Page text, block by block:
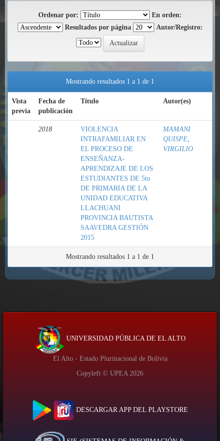
Ordenar por:
En orden:
Resultados por página
Autor/Registro:
Mostrando resultados 1 a 1 de 1
Vista
previa
Fecha de
publicación
Título Autor(es)
2018
VIOLENCIA
INTRAFAMILIAR EN
EL PROCESO DE
ENSEÑANZA-
APRENDIZAJE DE LOS
ESTUDIANTES DE 5to
DE PRIMARIA DE LA
UNIDAD EDUCATIVA
LLACHUANI
PROVINCIA BAUTISTA
SAAVEDRA GESTIÓN
2015
MAMANI
QUISPE,
VIRGILIO
Mostrando resultados 1 a 1 de 1
UNIVERSIDAD PÚBLICA DE EL ALTO
El Alto - Estado Plurinacional de Bolivia
Copyleft © UPEA 2026
DESCARGAR APP DEL PLAYSTORE